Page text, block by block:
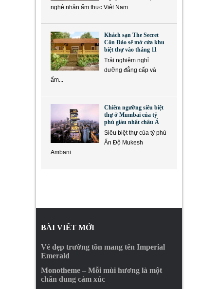
nghệ nhân ẩm thực Việt Nam...
Khách sạn The Secret
Côn Đảo sẽ mở cửa khu
biệt thự vào tháng 11
Trải nghiệm nghỉ
dưỡng đẳng cấp và
ẩm...
Chiêm ngưỡng siêu biệt
thự ở Mumbai của tỷ
phú giàu nhất châu Á
Siêu biệt thự của tỷ phú
Ấn Độ Mukesh
Ambani...
BÀI VIẾT MỚI
Vẻ đẹp trường tồn mang tên Imperial
Emerald
Monotheme – Mỗi mùi hương là một
chân dung cảm xúc